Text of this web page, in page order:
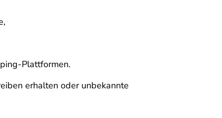
Plattformen.
erhalten oder unbekannte